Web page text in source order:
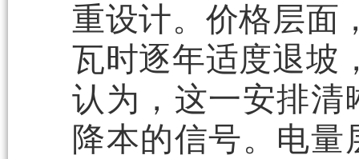
重设计。价格层面
瓦时逐年适度退坡
认为，这一安排清
降本的信号。电